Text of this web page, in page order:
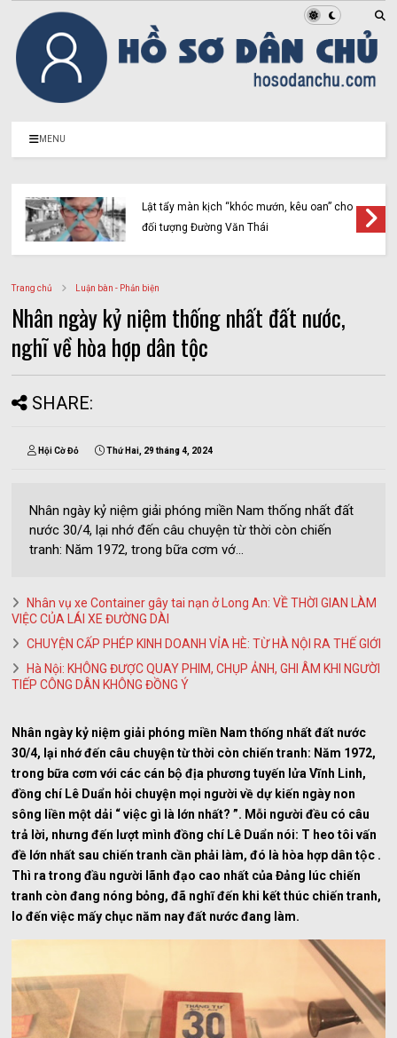
MENU
Lật tẩy màn kịch “khóc mướn, kêu oan” cho
đối tượng Đường Văn Thái
Trang chủ Luận bàn - Phản biện
Nhân ngày kỷ niệm thống nhất đất nước,
nghĩ về hòa hợp dân tộc
SHARE:
Hội Cờ Đỏ Thứ Hai, 29 tháng 4, 2024
Nhân ngày kỷ niệm giải phóng miền Nam thống nhất đất
nước 30/4, lại nhớ đến câu chuyện từ thời còn chiến
tranh: Năm 1972, trong bữa cơm vớ...
Nhân vụ xe Container gây tai nạn ở Long An: VỀ THỜI GIAN LÀM
VIỆC CỦA LÁI XE ĐƯỜNG DÀI
CHUYỆN CẤP PHÉP KINH DOANH VỈA HÈ: TỪ HÀ NỘI RA THẾ GIỚI
Hà Nội: KHÔNG ĐƯỢC QUAY PHIM, CHỤP ẢNH, GHI ÂM KHI NGƯỜI
TIẾP CÔNG DÂN KHÔNG ĐỒNG Ý
Nhân ngày kỷ niệm giải phóng miền Nam thống nhất đất nước
30/4, lại nhớ đến câu chuyện từ thời còn chiến tranh: Năm 1972,
trong bữa cơm với các cán bộ địa phương tuyến lửa Vĩnh Linh,
đồng chí Lê Duẩn hỏi chuyện mọi người về dự kiến ngày non
sông liền một dải “ việc gì là lớn nhất? ”. Mỗi người đều có câu
trả lời, nhưng đến lượt mình đồng chí Lê Duẩn nói: T heo tôi vấn
đề lớn nhất sau chiến tranh cần phải làm, đó là hòa hợp dân tộc .
Thì ra trong đầu người lãnh đạo cao nhất của Đảng lúc chiến
tranh còn đang nóng bỏng, đã nghĩ đến khi kết thúc chiến tranh,
lo đến việc mấy chục năm nay đất nước đang làm.